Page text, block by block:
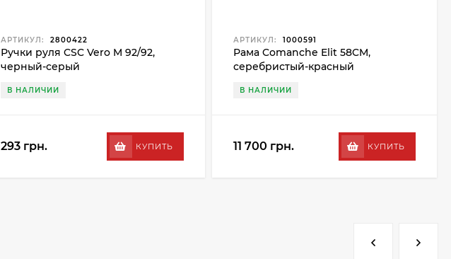
АРТИКУЛ: 2800422
Ручки руля CSC Vero M 92/92,
черный-серый
В НАЛИЧИИ
293 грн. КУПИТЬ
АРТИКУЛ: 1000591
Рама Comanche Elit 58CM,
серебристый-красный
В НАЛИЧИИ
11 700 грн. КУПИТЬ